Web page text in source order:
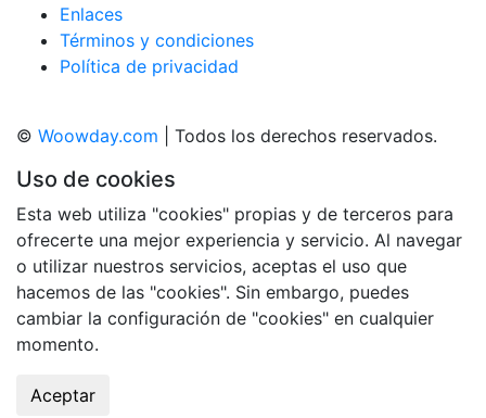
Enlaces
Términos y condiciones
Política de privacidad
© Woowday.com | Todos los derechos reservados.
Uso de cookies
Esta web utiliza "cookies" propias y de terceros para
ofrecerte una mejor experiencia y servicio. Al navegar
o utilizar nuestros servicios, aceptas el uso que
hacemos de las "cookies". Sin embargo, puedes
cambiar la configuración de "cookies" en cualquier
momento.
Aceptar